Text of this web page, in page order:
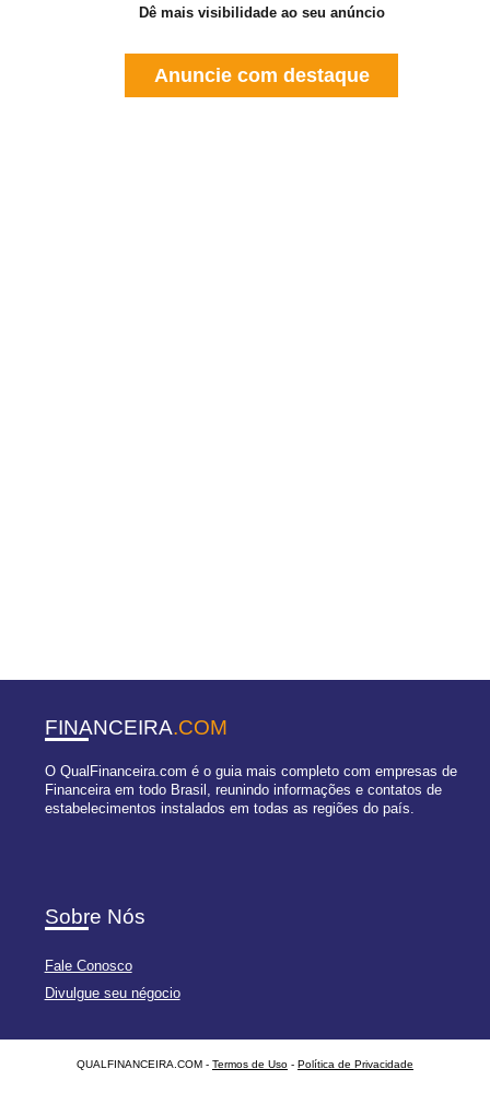
Dê mais visibilidade ao seu anúncio
Anuncie com destaque
FINANCEIRA.COM
O QualFinanceira.com é o guia mais completo com empresas de
Financeira em todo Brasil, reunindo informações e contatos de
estabelecimentos instalados em todas as regiões do país.
Sobre Nós
Fale Conosco
Divulgue seu négocio
QUALFINANCEIRA.COM - Termos de Uso - Política de Privacidade